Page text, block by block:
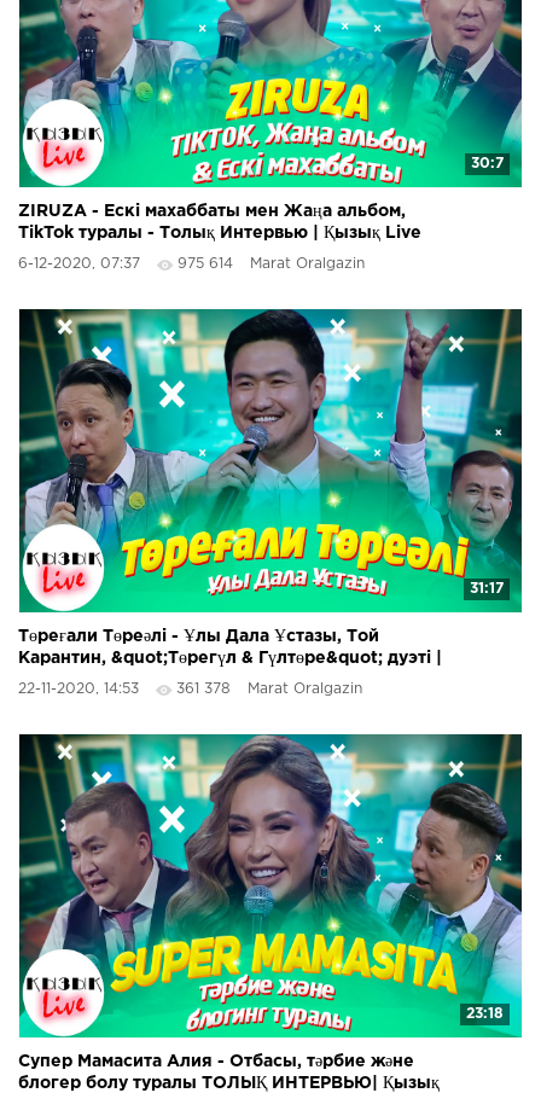
30:7
ZIRUZA - Ескі махаббаты мен Жаңа альбом,
TikTok туралы - Толық Интервью | Қызық Live
6-12-2020, 07:37 975 614 Marat Oralgazin
31:17
Төреғали Төреәлі - Ұлы Дала Ұстазы, Той
Карантин, &quot;Төрегүл & Гүлтөре&quot; дуэті |
Қызық Live
22-11-2020, 14:53 361 378 Marat Oralgazin
23:18
Супер Мамасита Алия - Отбасы, тәрбие және
блогер болу туралы ТОЛЫҚ ИНТЕРВЬЮ| Қызық